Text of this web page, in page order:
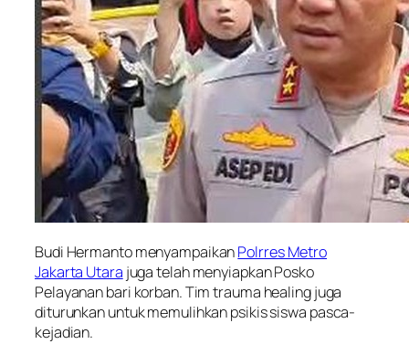
Budi Hermanto menyampaikanPolrres Metro
Jakarta Utara juga telah menyiapkan Posko
Pelayanan bari korban. Tim trauma healing juga
diturunkan untuk memulihkan psikis siswa pasca-
kejadian.